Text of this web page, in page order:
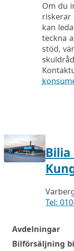
Om du
riskerar
kan
teckna
stöd,
Tel:
Öppettider
Avdelningar
Bilförsäljning